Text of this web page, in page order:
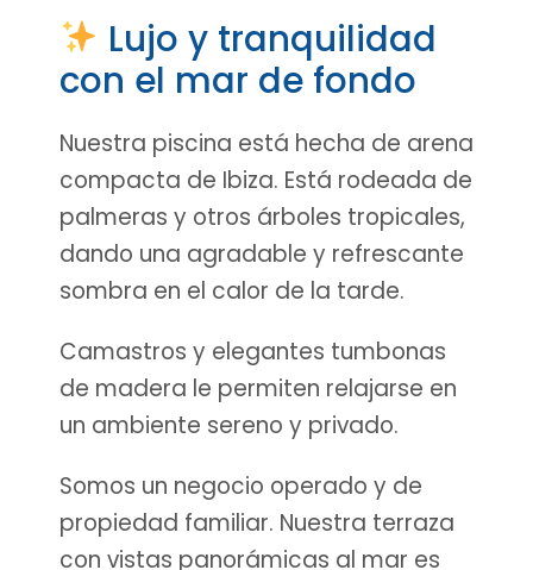
Lujo y tranquilidad
con el mar de fondo
Nuestra piscina está hecha de arena
compacta de Ibiza. Está rodeada de
palmeras y otros árboles tropicales,
dando una agradable y refrescante
sombra en el calor de la tarde.
Camastros y elegantes tumbonas
de madera le permiten relajarse en
un ambiente sereno y privado.
Somos un negocio operado y de
propiedad familiar. Nuestra terraza
con vistas panorámicas al mar es